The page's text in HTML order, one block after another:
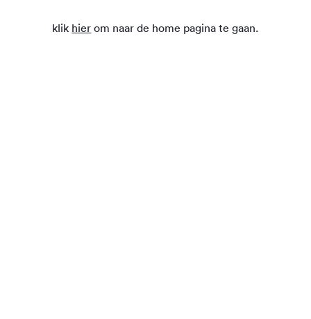
klik hier om naar de home pagina te gaan.